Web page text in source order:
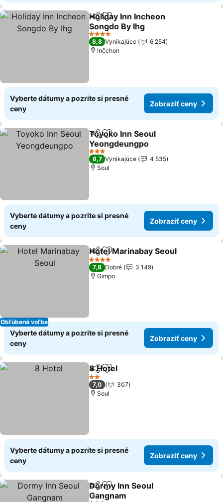
ZdieľaťPridať do obľúbených
Holiday Inn Incheon
Songdo By Ihg
4 Počet hviezdičiek
8,8 Vynikajúce
6 254
Inčchon
Vyberte dátumy a pozrite si presné
ceny
Zobraziť ceny
ZdieľaťPridať do obľúbených
Toyoko Inn Seoul
Yeongdeungpo
3 Počet hviezdičiek
8,7 Vynikajúce
4 535
Soul
Vyberte dátumy a pozrite si presné
ceny
Zobraziť ceny
Obľúbená voľba
ZdieľaťPridať do obľúbených
Hotel Marinabay Seoul
4 Počet hviezdičiek
7,8 Dobré
3 149
Gimpo
Vyberte dátumy a pozrite si presné
ceny
Zobraziť ceny
ZdieľaťPridať do obľúbených
8 Hotel
2 Počet hviezdičiek
7,0
307
Soul
Vyberte dátumy a pozrite si presné
ceny
Zobraziť ceny
ZdieľaťPridať do obľúbených
Dormy Inn Seoul
Gangnam